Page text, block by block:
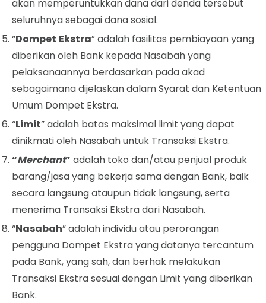
akan memperuntukkan dana dari denda tersebut
seluruhnya sebagai dana sosial.
“Dompet Ekstra” adalah fasilitas pembiayaan yang
diberikan oleh Bank kepada Nasabah yang
pelaksanaannya berdasarkan pada akad
sebagaimana dijelaskan dalam Syarat dan Ketentuan
Umum Dompet Ekstra.
“Limit” adalah batas maksimal limit yang dapat
dinikmati oleh Nasabah untuk Transaksi Ekstra.
“Merchant” adalah toko dan/atau penjual produk
barang/jasa yang bekerja sama dengan Bank, baik
secara langsung ataupun tidak langsung, serta
menerima Transaksi Ekstra dari Nasabah.
“Nasabah” adalah individu atau perorangan
pengguna Dompet Ekstra yang datanya tercantum
pada Bank, yang sah, dan berhak melakukan
Transaksi Ekstra sesuai dengan Limit yang diberikan
Bank.